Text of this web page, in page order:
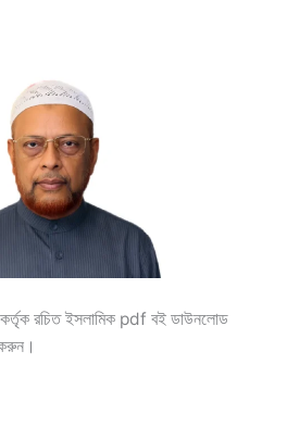
কর্তৃক রচিত ইসলামিক pdf বই ডাউনলোড